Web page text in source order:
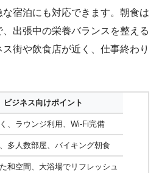
宿泊にも対応できます。朝食は
出張中の栄養バランスを整える
街や飲食店が近く、仕事終わり
ビジネス向けポイント
、ラウンジ利用、Wi-Fi完備
多人数部屋、バイキング朝食
和空間、大浴場でリフレッシュ